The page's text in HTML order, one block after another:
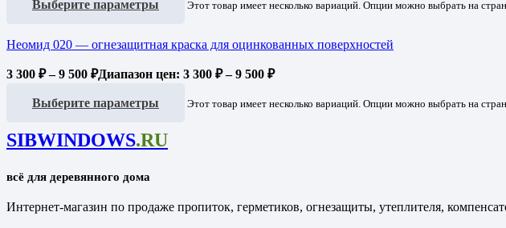
Выберите параметры Этот товар имеет несколько вариаций. Опции можно выбрать на
Неомид 020 — огнезащитная краска для оцинкованных поверхностей
3 300 ₽ – 9 500 ₽Диапазон цен: 3 300 ₽ – 9 500 ₽
Выберите параметры Этот товар имеет несколько вариаций. Опции можно выбрать на
SIBWINDOWS.RU
всё для деревянного дома
Интернет-магазин по продаже пропиток, герметиков, огнезащиты, утеплителя,